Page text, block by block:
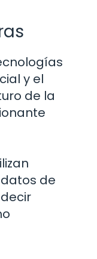
y el
de la
de